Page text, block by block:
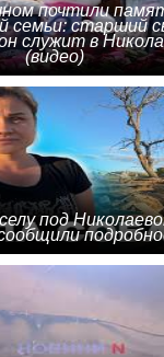
почтили
семьи: старший
служит в
(видео)
под